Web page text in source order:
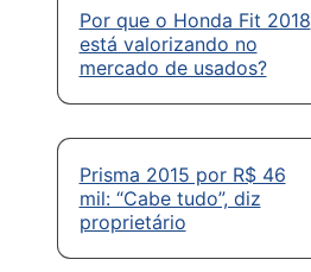
Por que o Honda Fit 2018
está valorizando no
mercado de usados?
Prisma 2015 por R$ 46
mil: “Cabe tudo”, diz
proprietário